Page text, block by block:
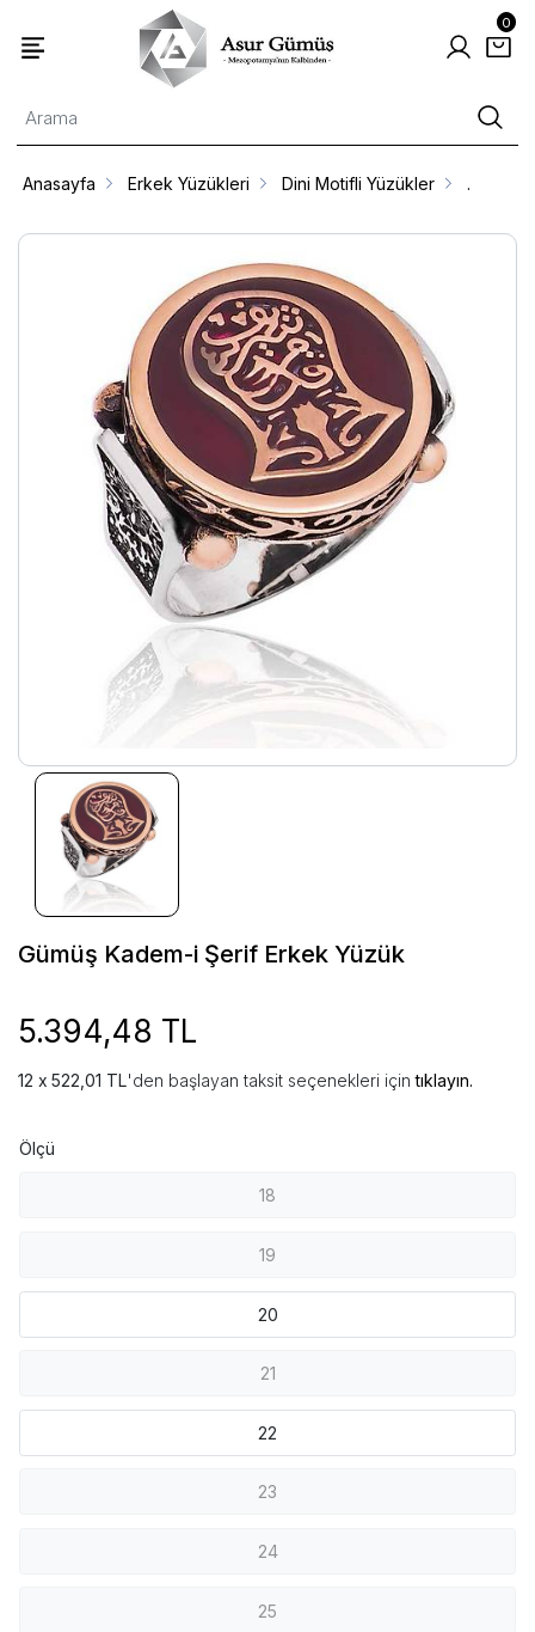
0
Anasayfa Erkek Yüzükleri Dini Motifli Yüzükler .
Gümüş Kadem-i Şerif Erkek Yüzük
5.394,48 TL
522,01 TL'den başlayan taksit seçenekleri içintıklayın.
Ölçü
18
19
20
21
22
23
24
25